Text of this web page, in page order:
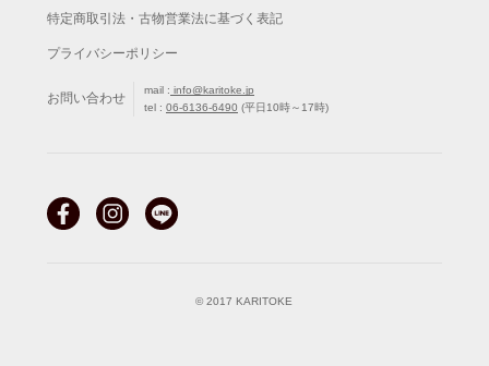
特定商取引法・古物営業法に基づく表記
プライバシーポリシー
お問い合わせ
mail : info@karitoke.jp
tel : 06-6136-6490 (平日10時～17時)
© 2017 KARITOKE